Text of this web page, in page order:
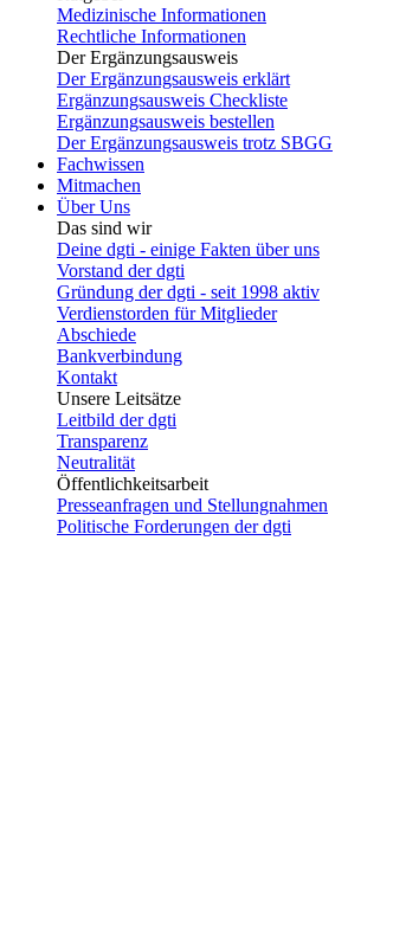
Medizinische Informationen
Rechtliche Informationen
Der Ergänzungsausweis
Der Ergänzungsausweis erklärt
Ergänzungsausweis Checkliste
Ergänzungsausweis bestellen
Der Ergänzungsausweis trotz SBGG
Fachwissen
Mitmachen
Über Uns
Das sind wir
Deine dgti - einige Fakten über uns
Vorstand der dgti
Gründung der dgti - seit 1998 aktiv
Verdienstorden für Mitglieder
Abschiede
Bankverbindung
Kontakt
Unsere Leitsätze
Leitbild der dgti
Transparenz
Neutralität
Öffentlichkeitsarbeit
Presseanfragen und Stellungnahmen
Politische Forderungen der dgti